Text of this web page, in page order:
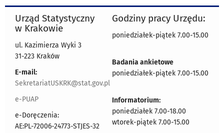
Urząd Statystyczny
w Krakowie
ul. Kazimierza Wyki 3
31-223 Kraków
E-mail:
SekretariatUSKRK@stat.gov.pl
e-PUAP
e-Doręczenia:
AE:PL-72006-24773-STJES-32
Godziny pracy Urzędu:
poniedziałek-piątek 7.00-15.00
Badania ankietowe
poniedziałek-piątek 7.00-15.00
Informatorium:
poniedziałek 7.00-18.00
wtorek-piątek 7.00-15.00